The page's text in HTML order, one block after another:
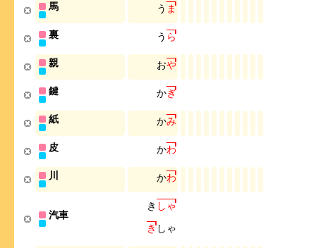
馬 う ま
裏 う ら
親 おや
鍵 かぎ
紙 かみ
皮 かわ
川 かわ
汽車
き し ゃ
きし ゃ